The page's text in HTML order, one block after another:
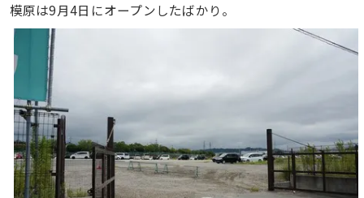
模原は9月4日にオープンしたばかり。